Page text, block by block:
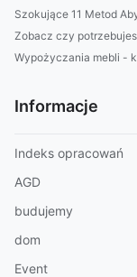
Szokujące 11 Metod
Zobacz czy
Wypożyczania mebli -
Informacje
Indeks opracowań
AGD
budujemy
dom
Event